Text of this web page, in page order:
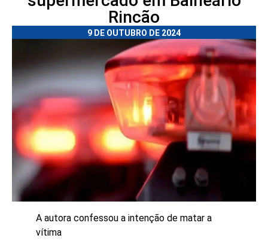
Rincão
9 DE OUTUBRO DE 2024
A autora confessou a intenção de matar a
vítima